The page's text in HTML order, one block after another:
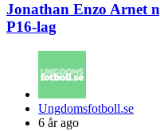
Jonathan Enzo Arnet
P16-lag
Posted
by
Ungdomsfotboll.se
6 år ago